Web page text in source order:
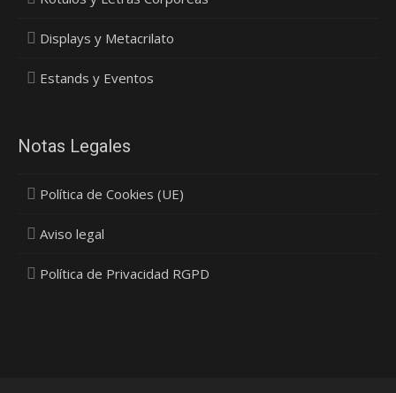
Displays y Metacrilato
Estands y Eventos
Notas Legales
Política de Cookies (UE)
Aviso legal
Política de Privacidad RGPD